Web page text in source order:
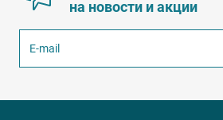
на новости и акции